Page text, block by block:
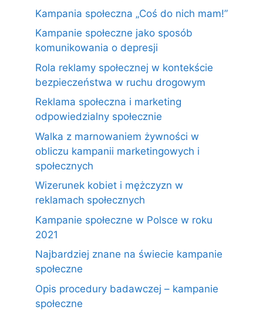
Kampania społeczna „Coś do nich mam!”
Kampanie społeczne jako sposób
komunikowania o depresji
Rola reklamy społecznej w kontekście
bezpieczeństwa w ruchu drogowym
Reklama społeczna i marketing
odpowiedzialny społecznie
Walka z marnowaniem żywności w
obliczu kampanii marketingowych i
społecznych
Wizerunek kobiet i mężczyzn w
reklamach społecznych
Kampanie społeczne w Polsce w roku
2021
Najbardziej znane na świecie kampanie
społeczne
Opis procedury badawczej – kampanie
społeczne